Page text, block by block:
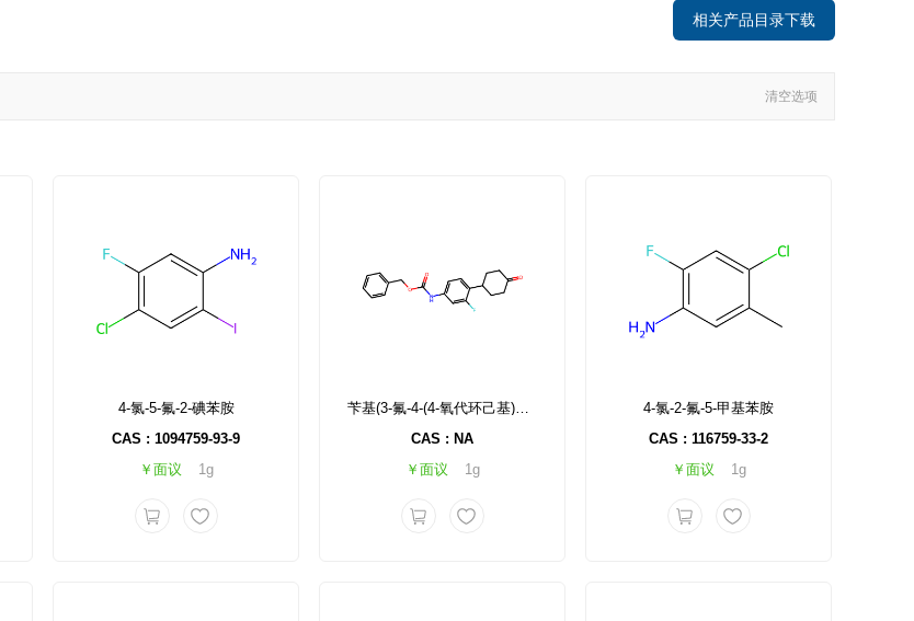
相关产品目录下载
清空选项
4-氯-5-氟-2-碘苯胺
CAS : 1094759-93-9
￥面议
1g
苄基(3-氟-4-(4-氧代环己基)苯基)氨基甲酸酯
CAS : NA
￥面议
1g
4-氯-2-氟-5-甲基苯胺
CAS : 116759-33-2
￥面议
1g